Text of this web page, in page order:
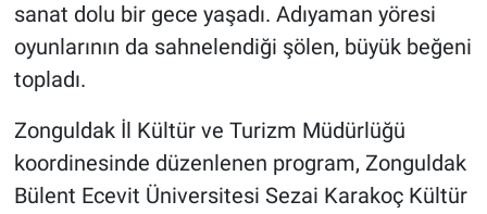
sanat dolu bir gece yaşadı. Adıyaman yöresi
oyunlarının da sahnelendiği şölen, büyük beğeni
topladı.
Zonguldak İl Kültür ve Turizm Müdürlüğü
koordinesinde düzenlenen program, Zonguldak
Bülent Ecevit Üniversitesi Sezai Karakoç Kültür